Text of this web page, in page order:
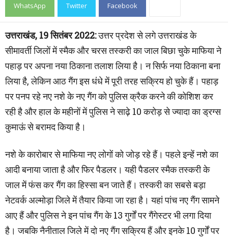
WhatsApp Twitter Facebook
उत्तराखंड, 19 सितंबर 2022:उत्तर प्रदेश से लगे उत्तराखंड के
सीमावर्ती जिलों में स्मैक और चरस तस्करी का जाल बिछा चुके माफिया ने
पहाड़ पर अपना नया ठिकाना तलाश लिया है। न सिर्फ नया ठिकाना बना
लिया है, लेकिन आठ गैंग इस धंधे में पूरी तरह सक्रिय हो चुके हैं। पहाड़
पर पनप रहे नए नशे के नए गैंग को पुलिस क्रैक करने की कोशिश कर
रही है और हाल के महीनों में पुलिस ने साढ़े 10 करोड़ से ज्यादा का ड्रग्स
कुमाऊं से बरामद किया है।
नशे के कारोबार से माफिया नए लोगों को जोड़ रहे हैं। पहले इन्हें नशे का
आदी बनाया जाता है और फिर पैडलर। यही पैडलर स्मैक तस्करी के
जाल में फंस कर गैंग का हिस्सा बन जाते हैं। तस्करी का सबसे बड़ा
नेटवर्क अल्मोड़ा जिले में तैयार किया जा रहा है। यहां पांच नए गैंग सामने
आए हैं और पुलिस ने इन पांच गैंग के 13 गुर्गों पर गैंगेस्टर भी लगा दिया
है। जबकि नैनीताल जिले में दो नए गैंग सक्रिय हैं और इनके 10 गुर्गों पर